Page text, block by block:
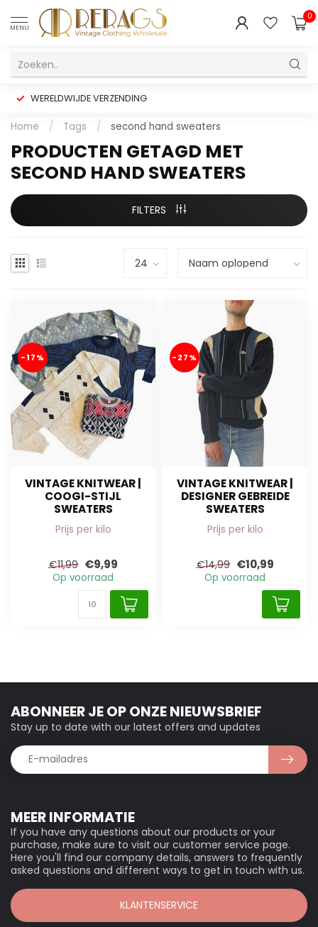
MENU
0
WERELDWIJDE VERZENDING
Home / Tags / second hand sweaters
PRODUCTEN GETAGD MET
SECOND HAND SWEATERS
FILTERS
-17%
VINTAGE KNITWEAR |
COOGI-STIJL
SWEATERS
Prijs per kilo
€11,99 €9,99
Op voorraad
-27%
VINTAGE KNITWEAR |
DESIGNER GEBREIDE
SWEATERS
Prijs per kilo
€14,99 €10,99
Op voorraad
MEER INFORMATIE
If you have any questions about our products or your
purchase, make sure to visit our customer service page.
Here you'll find our company details, answers to frequently
asked questions and different ways to get in touch with us.
KLANTENSERVICE
ABONNEER JE OP ONZE NIEUWSBRIEF
Stay up to date with our latest offers and updates